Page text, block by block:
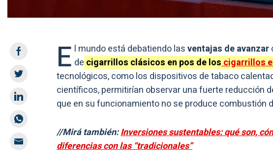
E l mundo está debatiendo lasventajas de avanzar
de cigarrillos clásicos en pos de loscigarrillos
tecnológicos, como los dispositivos de tabaco
científicos, permitirían observar una fuerte reducción
que en su funcionamiento no se produce combustión
//Mirá también:Inversiones sustentables: qué son,
diferencias con las “tradicionales”